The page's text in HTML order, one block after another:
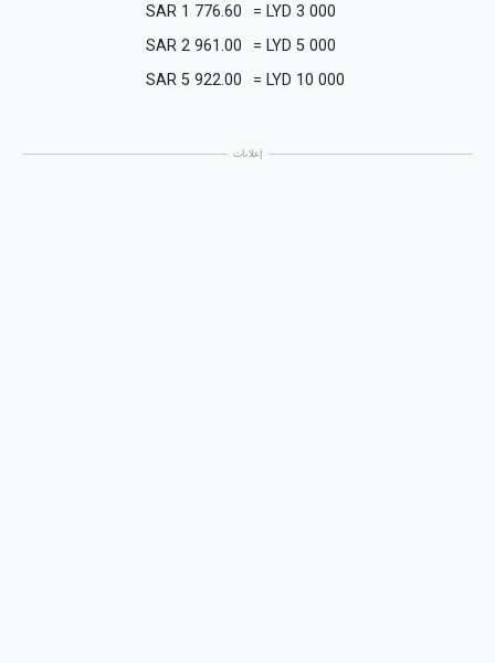
3 000
LYD
=
1 776.60
SAR
5 000
LYD
=
2 961.00
SAR
10 000
LYD
=
5 922.00
SAR
إعلانات